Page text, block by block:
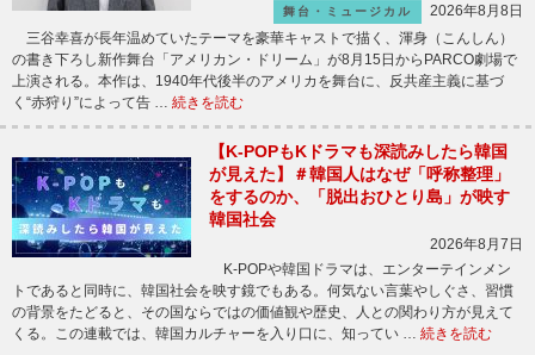
舞台・ミュージカル
2026年8月8日
三谷幸喜が長年温めていたテーマを豪華キャストで描く、渾身（こんしん）
の書き下ろし新作舞台「アメリカン・ドリーム」が8月15日からPARCO劇場で
上演される。本作は、1940年代後半のアメリカを舞台に、反共産主義に基づ
く“赤狩り”によって告 … 続きを読む
【K-POPもKドラマも深読みしたら韓国
が見えた】＃韓国人はなぜ「呼称整理」
をするのか、「脱出おひとり島」が映す
韓国社会
2026年8月7日
K-POPや韓国ドラマは、エンターテインメン
トであると同時に、韓国社会を映す鏡でもある。何気ない言葉やしぐさ、習慣
の背景をたどると、その国ならではの価値観や歴史、人との関わり方が見えて
くる。この連載では、韓国カルチャーを入り口に、知ってい … 続きを読む